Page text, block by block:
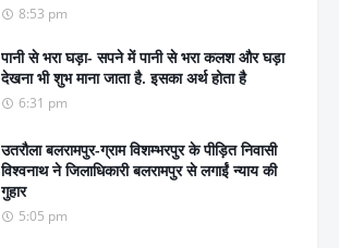
8:53 pm
पानी से भरा घड़ा- सपने में पानी से भरा कलश और घड़ा
देखना भी शुभ माना जाता है. इसका अर्थ होता है
6:31 pm
उतरौला बलरामपुर-ग्राम विशम्भरपुर के पीड़ित निवासी
विश्वनाथ ने जिलाधिकारी बलरामपुर से लगाईं न्याय की
गुहार
5:05 pm